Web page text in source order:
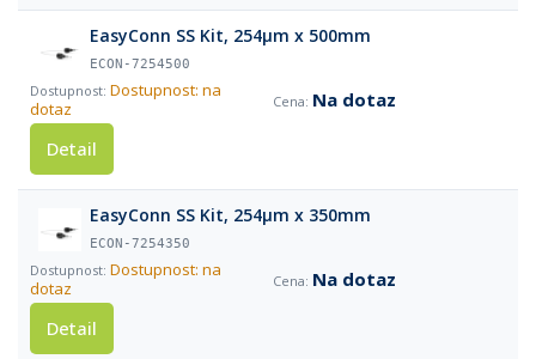
EasyConn SS Kit, 254µm x 500mm
ECON-7254500
Dostupnost: na
dotaz
Na dotaz
Detail
EasyConn SS Kit, 254µm x 350mm
ECON-7254350
Dostupnost: na
dotaz
Na dotaz
Detail